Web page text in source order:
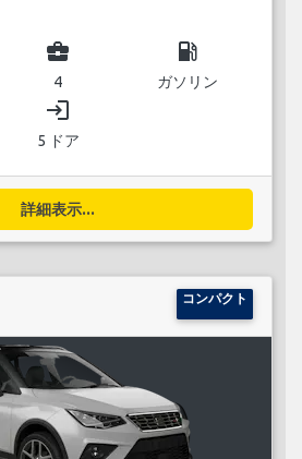
business_center
4
local_gas_station
ガソリン
login
5 ドア
詳細表示...
コンパクト